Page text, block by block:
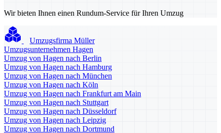
Wir bieten Ihnen einen Rundum-Service für Ihren Umzug
Umzugsfirma Müller
Umzugsunternehmen Hagen
Umzug von Hagen nach Berlin
Umzug von Hagen nach Hamburg
Umzug von Hagen nach München
Umzug von Hagen nach Köln
Umzug von Hagen nach Frankfurt am Main
Umzug von Hagen nach Stuttgart
Umzug von Hagen nach Düsseldorf
Umzug von Hagen nach Leipzig
Umzug von Hagen nach Dortmund